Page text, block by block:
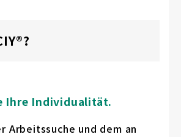
Ihre Individualität.
Arbeitssuche und dem an